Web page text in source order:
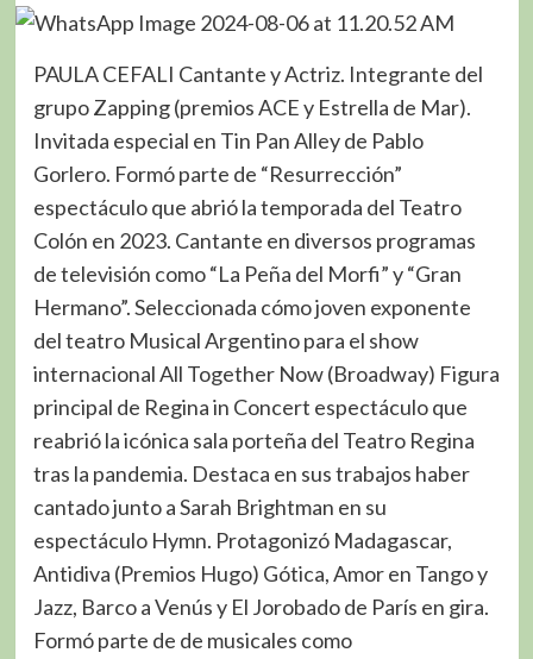
PAULA CEFALI Cantante y Actriz. Integrante del
grupo Zapping (premios ACE y Estrella de Mar).
Invitada especial en Tin Pan Alley de Pablo
Gorlero. Formó parte de “Resurrección”
espectáculo que abrió la temporada del Teatro
Colón en 2023. Cantante en diversos programas
de televisión como “La Peña del Morfi” y “Gran
Hermano”. Seleccionada cómo joven exponente
del teatro Musical Argentino para el show
internacional All Together Now (Broadway) Figura
principal de Regina in Concert espectáculo que
reabrió la icónica sala porteña del Teatro Regina
tras la pandemia. Destaca en sus trabajos haber
cantado junto a Sarah Brightman en su
espectáculo Hymn. Protagonizó Madagascar,
Antidiva (Premios Hugo) Gótica, Amor en Tango y
Jazz, Barco a Venús y El Jorobado de París en gira.
Formó parte de de musicales como